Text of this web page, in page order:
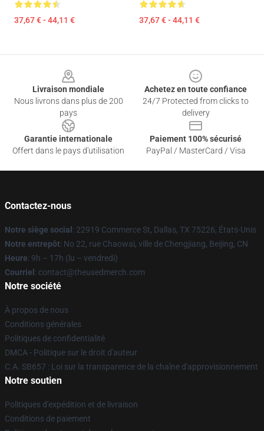
37,67 € - 44,11 € 37,67 € - 44,11 €
Livraison mondiale
Nous livrons dans plus de 200
pays
Achetez en toute confiance
24/7 Protected from clicks to
delivery
Garantie internationale
Offert dans le pays d'utilisation
Paiement 100% sécurisé
PayPal / MasterCard / Visa
Contactez-nous
Notre siège social : 22919 Commerce St, Dallas, TX 75226, États-Unis
Notre entrepôt: No 22, rue Chaowai, ville de Chengjiang, Beijing, CN
Heure: 9h – 17h (lu – vendredi)
Courriel : contact@theusedmerch.com
Notre société
À propos de nous
Conditions générales
Politiques de confidentialité
DMCA - Politique sur le droit d'auteur
C.A. SB657 : Loi sur la transparence de la chaîne d'approvisionnement
Notre soutien
Politiques d'expédition et de livraison
Conditions de paiement